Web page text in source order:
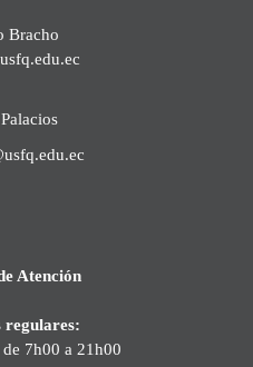
Bracho
Atención
regulares:
7h00 a 21h00